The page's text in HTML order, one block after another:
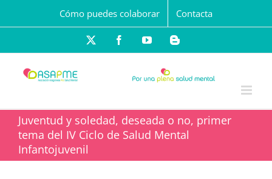
contenido
Cómo puedes colaborar Contacta
FacebookYouTubeBlogger
Juventud y soledad, deseada o no, primer
tema del IV Ciclo de Salud Mental
Infantojuvenil